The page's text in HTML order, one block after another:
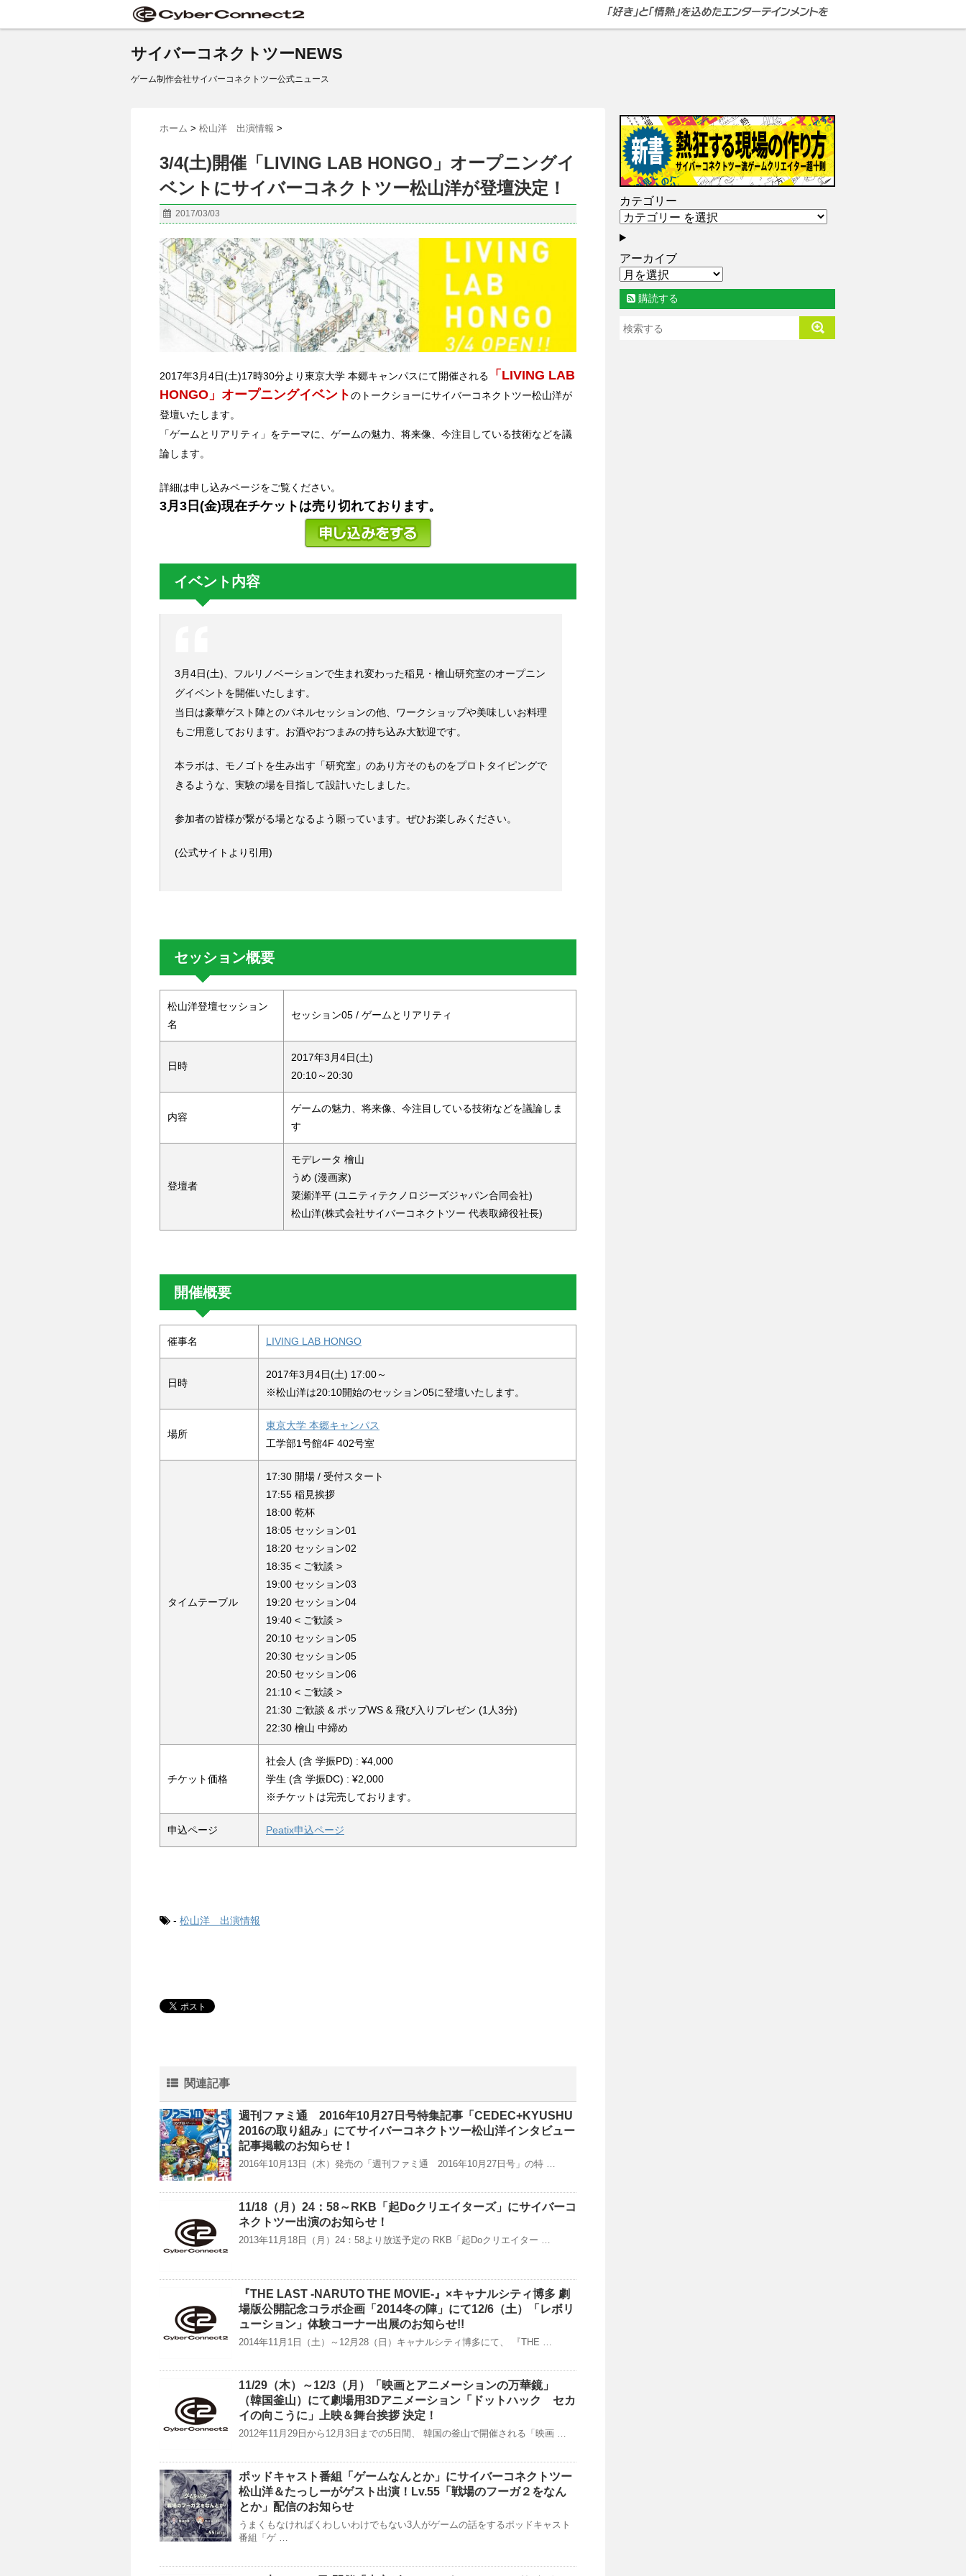
サイバーコネクトツーNEWS
ゲーム制作会社サイバーコネクトツー公式ニュース
ホーム > 松山洋 出演情報 >
3/4(土)開催「LIVING LAB HONGO」オープニングイ
ベントにサイバーコネクトツー松山洋が登壇決定！
2017/03/03
2017年3月4日(土)17時30分より東京大学 本郷キャンパスにて開催される
「LIVING LAB
HONGO」オープニングイベントのトークショーにサイバーコネクトツー松山洋が
登壇いたします。
「ゲームとリアリティ」をテーマに、ゲームの魅力、将来像、今注目している技術などを議
論します。
詳細は申し込みページをご覧ください。
3月3日(金)現在チケットは売り切れております。
イベント内容
3月4日(土)、フルリノベーションで生まれ変わった稲見・檜山研究室のオープニン
グイベントを開催いたします。
当日は豪華ゲスト陣とのパネルセッションの他、ワークショップや美味しいお料理
もご用意しております。お酒やおつまみの持ち込み大歓迎です。
本ラボは、モノゴトを生み出す「研究室」のあり方そのものをプロトタイピングで
きるような、実験の場を目指して設計いたしました。
参加者の皆様が繋がる場となるよう願っています。ぜひお楽しみください。
(公式サイトより引用)
セッション概要
松山洋登壇セッション
名
セッション05 / ゲームとリアリティ
日時
2017年3月4日(土)
20:10～20:30
内容
ゲームの魅力、将来像、今注目している技術などを議論しま
す
登壇者
モデレータ 檜山
うめ (漫画家)
簗瀬洋平 (ユニティテクノロジーズジャパン合同会社)
松山洋(株式会社サイバーコネクトツー 代表取締役社長)
開催概要
催事名 LIVING LAB HONGO
日時
2017年3月4日(土) 17:00～
※松山洋は20:10開始のセッション05に登壇いたします。
場所
東京大学 本郷キャンパス
工学部1号館4F 402号室
タイムテーブル
17:30 開場 / 受付スタート
17:55 稲見挨拶
18:00 乾杯
18:05 セッション01
18:20 セッション02
18:35 < ご歓談 >
19:00 セッション03
19:20 セッション04
19:40 < ご歓談 >
20:10 セッション05
20:30 セッション05
20:50 セッション06
21:10 < ご歓談 >
21:30 ご歓談 & ポップWS & 飛び入りプレゼン (1人3分)
22:30 檜山 中締め
チケット価格
社会人 (含 学振PD) : ¥4,000
学生 (含 学振DC) : ¥2,000
※チケットは完売しております。
申込ページ Peatix申込ページ
- 松山洋 出演情報
関連記事
週刊ファミ通 2016年10月27日号特集記事「CEDEC+KYUSHU
2016の取り組み」にてサイバーコネクトツー松山洋インタビュー
記事掲載のお知らせ！
2016年10月13日（木）発売の「週刊ファミ通 2016年10月27日号」の特 …
11/18（月）24：58～RKB「起Doクリエイターズ」にサイバーコ
ネクトツー出演のお知らせ！
2013年11月18日（月）24：58より放送予定の RKB「起Doクリエイター …
『THE LAST -NARUTO THE MOVIE-』×キャナルシティ博多 劇
場版公開記念コラボ企画「2014冬の陣」にて12/6（土）「レボリ
ューション」体験コーナー出展のお知らせ!!
2014年11月1日（土）～12月28（日）キャナルシティ博多にて、 『THE …
11/29（木）～12/3（月）「映画とアニメーションの万華鏡」
（韓国釜山）にて劇場用3Dアニメーション「ドットハック セカ
イの向こうに」上映＆舞台挨拶 決定！
2012年11月29日から12月3日までの5日間、 韓国の釜山で開催される「映画 …
ポッドキャスト番組「ゲームなんとか」にサイバーコネクトツー
松山洋＆たっしーがゲスト出演！Lv.55「戦場のフーガ２をなん
とか」配信のお知らせ
うまくもなければくわしいわけでもない3人がゲームの話をするポッドキャスト
番組「ゲ …
カテゴリー
アーカイブ
購読する